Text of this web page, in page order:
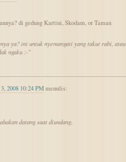
di gedung Kartini, Skodam, or Taman
ya? ini untuk nyemangati yang takut rabi, atau
ngaku :-"
2008 10:24 PMmenulis:
datang saat diundang.